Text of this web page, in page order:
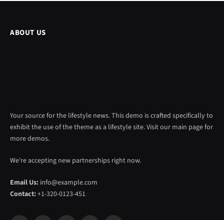
ABOUT US
Your source for the lifestyle news. This demo is crafted specifically to
exhibit the use of the theme as a lifestyle site. Visit our main page for
more demos.
We're accepting new partnerships right now.
Email Us: info@example.com
Contact:+1-320-0123-451